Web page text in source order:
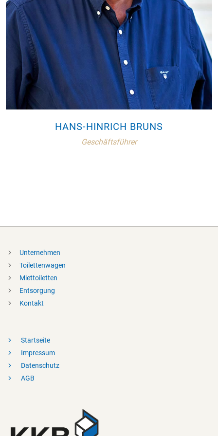
HANS-HINRICH BRUNS
Geschäftsführer
Unternehmen
Toilettenwagen
Miettoiletten
Entsorgung
Kontakt
Startseite
Impressum
Datenschutz
AGB